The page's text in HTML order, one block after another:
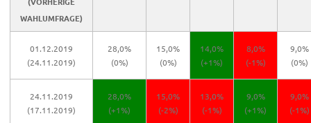
WAHLUMFRAGE)
01.12.2019
(24.11.2019)
28,0%
(0%)
15,0%
(0%)
14,0%
(+1%)
8,0%
(-1%)
9,0%
(0%)
24.11.2019
(17.11.2019)
28,0%
(+1%)
15,0%
(-2%)
13,0%
(-1%)
9,0%
(+1%)
9,0%
(-1%)